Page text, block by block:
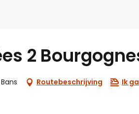
2
Routebeschrijving Ik